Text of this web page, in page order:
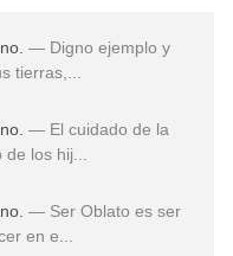
— Digno ejemplo y
tierras,...
— El cuidado de la
los hij...
— Ser Oblato es ser
en e...